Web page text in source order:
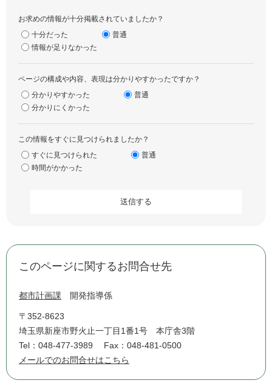
お求めの情報が十分掲載されていましたか？
十分だった
普通
情報が足りなかった
ページの構成や内容、表現は分かりやすかったですか？
分かりやすかった
普通
分かりにくかった
この情報をすぐに見つけられましたか？
すぐに見つけられた
普通
時間がかかった
このページに関するお問合せ先
都市計画課 開発指導係
〒352-8623
埼玉県新座市野火止一丁目1番1号 本庁舎3階
Tel：048-477-3989
Fax：048-481-0500
メールでのお問合せはこちら